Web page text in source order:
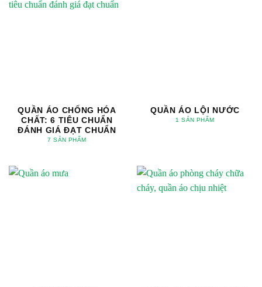
QUẦN ÁO CHỐNG HÓA
CHẤT: 6 TIÊU CHUẨN
ĐÁNH GIÁ ĐẠT CHUẨN
7 SẢN PHẨM
QUẦN ÁO LỘI NƯỚC
1 SẢN PHẨM